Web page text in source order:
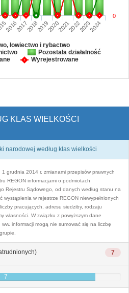
201620172018201920202021202220232024
0
łowiectwo i rybactwo
Pozostała działalność
Wyrejestrowane
KLAS WIELKOŚCI
narodowej według klas wielkości
grudnia 2014 r. zmianami przepisów prawnych
REGON informacjami o podmiotach
Rejestru Sądowego, od danych według stanu na
wystąpienia w rejestrze REGON niewypełnionych
pracujących, adresu siedziby, rodzaju
własności. W związku z powyższym dane
informacji mogą nie sumować się na liczbę
7
7